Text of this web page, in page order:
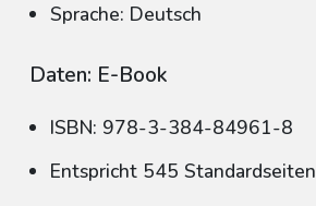
Sprache: Deutsch
Daten: E-Book
ISBN: 978-3-384-84961-8
Entspricht 545 Standardseiten